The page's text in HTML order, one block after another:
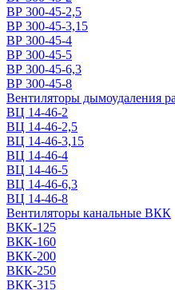
ВР 300-45-2,5
ВР 300-45-3,15
ВР 300-45-4
ВР 300-45-5
ВР 300-45-6,3
ВР 300-45-8
Вентиляторы дымоудаления
ВЦ 14-46-2
ВЦ 14-46-2,5
ВЦ 14-46-3,15
ВЦ 14-46-4
ВЦ 14-46-5
ВЦ 14-46-6,3
ВЦ 14-46-8
Вентиляторы канальные ВКК
ВКК-125
ВКК-160
ВКК-200
ВКК-250
ВКК-315